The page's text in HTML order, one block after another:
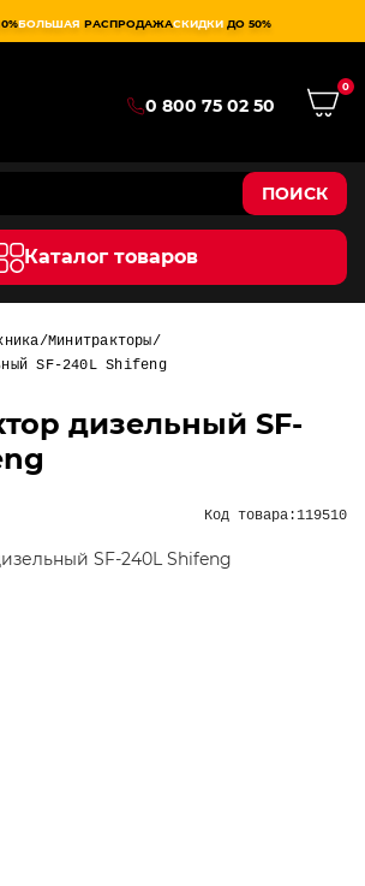
БОЛЬШАЯ РАСПРОДАЖАСКИДКИ ДО 50%
0 800 75 02 50
0
ПОИСК
Каталог товаров
Минитракторы
SF-240L Shifeng
дизельный SF-
Код товара:119510